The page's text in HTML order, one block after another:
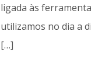
ligada às
utilizamos no dia a
[…]